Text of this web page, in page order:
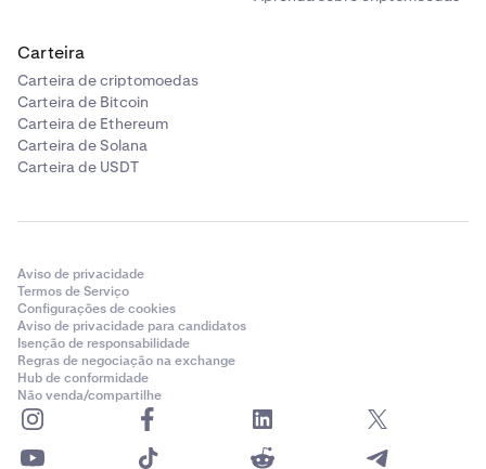
Carteira
Carteira de criptomoedas
Carteira de Bitcoin
Carteira de Ethereum
Carteira de Solana
Carteira de USDT
Aviso de privacidade
Termos de Serviço
Configurações de cookies
Aviso de privacidade para candidatos
Isenção de responsabilidade
Regras de negociação na exchange
Hub de conformidade
Não venda/compartilhe